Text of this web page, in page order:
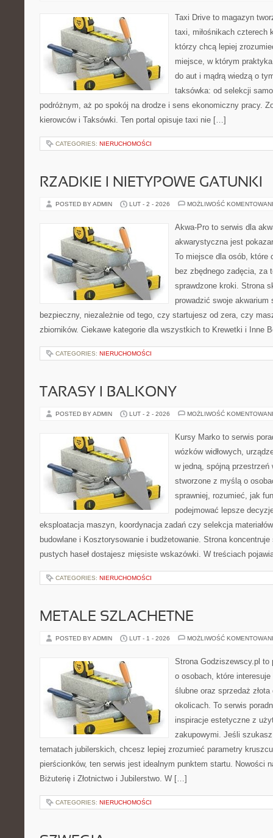
Taxi Drive to magazyn
taxi, miłośnikach czterech
którzy chcą lepiej
miejsce, w którym
do aut i mądrą wiedzą o
taksówka: od selekcji
podróżnym, aż po spokój na drodze i sens ekonomiczny pracy.
kierowców i Taksówki. Ten portal opisuje taxi nie […]
CATEGORIES: NIERUCHOMOŚCI
RZADKIE I NIETYPOWE GATUNKI
POSTED BY ADMIN LUT - 2 - 2026 MOŻLIWOŚĆ
Akwa-Pro to serwis dla
akwarystyczna jest
To miejsce dla osób, które
bez zbędnego zadęcia, za
sprawdzone kroki. Strona
prowadzić swoje akwarium
bezpieczny, niezależnie od tego, czy startujesz od zera, czy
zbiorników. Ciekawe kategorie dla wszystkich to Krewetki i Inne
CATEGORIES: NIERUCHOMOŚCI
TARASY I BALKONY
POSTED BY ADMIN LUT - 2 - 2026 MOŻLIWOŚĆ
Kursy Marko to serwis
wózków widłowych,
w jedną, spójną przestrzeń
stworzone z myślą o
sprawniej, rozumieć, jak
podejmować lepsze
eksploatacja maszyn, koordynacja zadań czy selekcja
budowlane i Kosztorysowanie i budżetowanie. Strona
pustych haseł dostajesz mięsiste wskazówki. W treściach
CATEGORIES: NIERUCHOMOŚCI
METALE SZLACHETNE
POSTED BY ADMIN LUT - 1 - 2026 MOŻLIWOŚĆ
Strona Godziszewscy.pl to
o osobach, które
ślubne oraz sprzedaż
okolicach. To serwis
inspiracje estetyczne z
zakupowymi. Jeśli
tematach jubilerskich, chcesz lepiej zrozumieć parametry
pierścionków, ten serwis jest idealnym punktem startu. Nowości
Biżuterię i Złotnictwo i Jubilerstwo. W […]
CATEGORIES: NIERUCHOMOŚCI